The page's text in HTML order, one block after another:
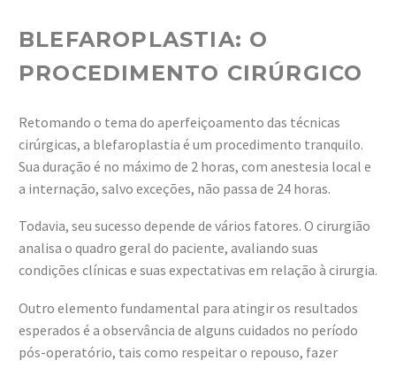
BLEFAROPLASTIA: O
PROCEDIMENTO CIRÚRGICO
Retomando o tema do aperfeiçoamento das técnicas
cirúrgicas, a blefaroplastia é um procedimento tranquilo.
Sua duração é no máximo de 2 horas, com anestesia local e
a internação, salvo exceções, não passa de 24 horas.
Todavia, seu sucesso depende de vários fatores. O cirurgião
analisa o quadro geral do paciente, avaliando suas
condições clínicas e suas expectativas em relação à cirurgia.
Outro elemento fundamental para atingir os resultados
esperados é a observância de alguns cuidados no período
pós-operatório, tais como respeitar o repouso, fazer